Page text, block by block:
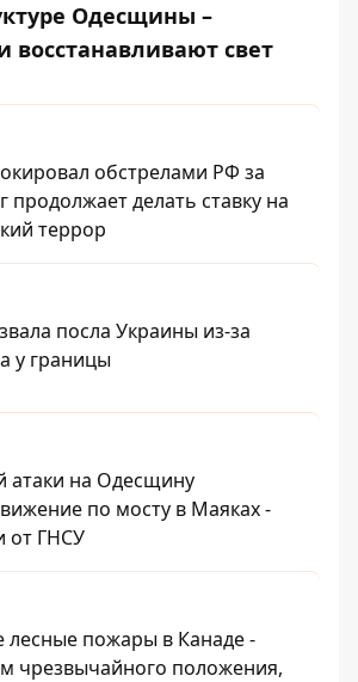
Одесщины –
восстанавливают свет
обстрелами РФ за
продолжает делать ставку на
террор
посла Украины из-за
у границы
атаки на Одесщину
по мосту в Маяках -
от ГНСУ
пожары в Канаде -
чрезвычайного положения,